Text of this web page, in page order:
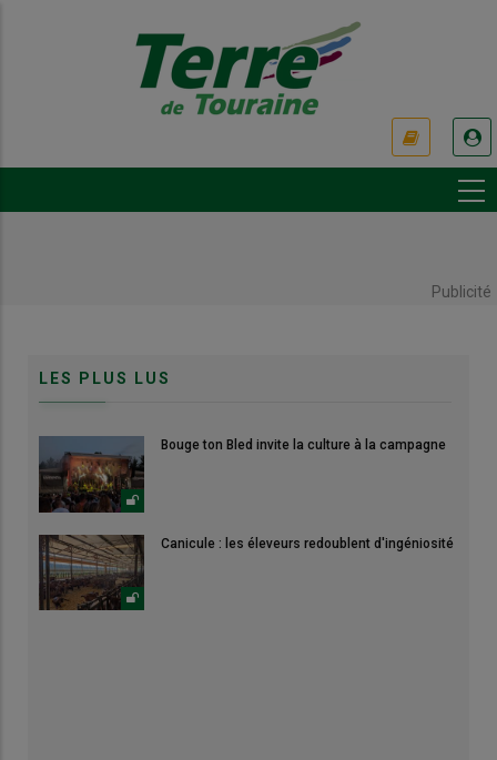
Publicité
LES PLUS LUS
Bouge ton Bled invite la culture à la campagne
Canicule : les éleveurs redoublent d'ingéniosité